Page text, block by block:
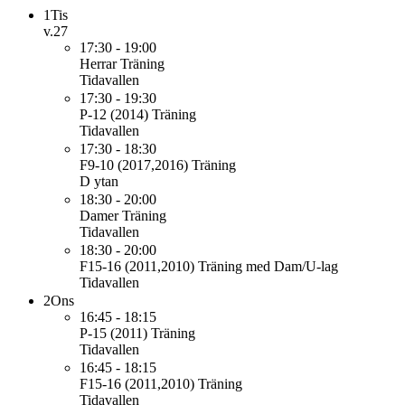
1Tis
v.27
17:30 - 19:00
Herrar Träning
Tidavallen
17:30 - 19:30
P-12 (2014) Träning
Tidavallen
17:30 - 18:30
F9-10 (2017,2016) Träning
D ytan
18:30 - 20:00
Damer Träning
Tidavallen
18:30 - 20:00
F15-16 (2011,2010) Träning med Dam/U-lag
Tidavallen
2Ons
16:45 - 18:15
P-15 (2011) Träning
Tidavallen
16:45 - 18:15
F15-16 (2011,2010) Träning
Tidavallen